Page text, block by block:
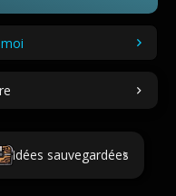
Idées sauvegardées